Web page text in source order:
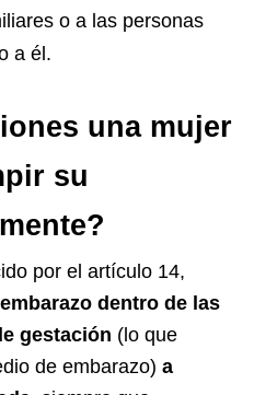
o a las personas
a él.
una mujer
su
por el artículo 14,
dentro de las
gestación (lo que
de embarazo) a